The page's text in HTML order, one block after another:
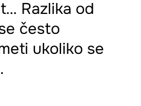
Razlika od
često
ukoliko se